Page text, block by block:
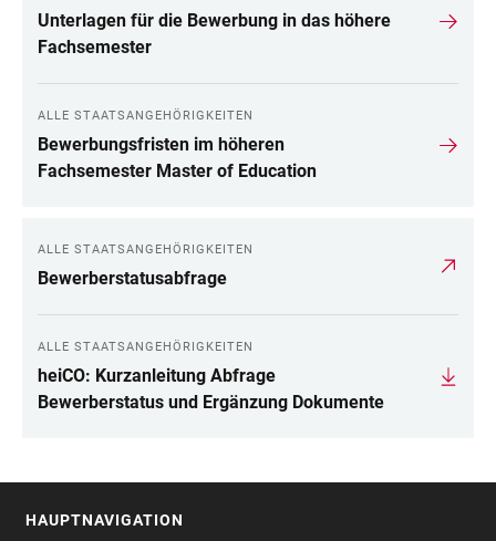
Unterlagen für die Bewerbung in das höhere
Fachsemester
ALLE STAATSANGEHÖRIGKEITEN
Bewerbungsfristen im höheren
Fachsemester Master of Education
ALLE STAATSANGEHÖRIGKEITEN
Bewerberstatusabfrage
ALLE STAATSANGEHÖRIGKEITEN
heiCO: Kurzanleitung Abfrage
Bewerberstatus und Ergänzung Dokumente
HAUPTNAVIGATION